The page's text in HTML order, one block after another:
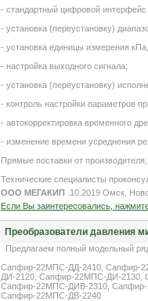
- стандартный цифровой интерфейс
- установка (переустановку)
- установка единицы измерения
- настройка выходного сигнала;
- установка (переустановку)
- контроль настройки параметров
- автокорректировка временного
- изменение времени усреднения
Прямые поставки от
Технические специалисты
ООО МЕГАКИП .10.2019 Омск,
Если Вы заинтересовались,
Преобразователи давления
Предлагаем полный модельный
Сапфир-22МПС-ДД-2410, Сапфир-
ДИ-2120, Сапфир-22МПС-ДИ-
Сапфир-22МПС-ДИВ-2310,
Сапфир-22МПС-ДВ-2240